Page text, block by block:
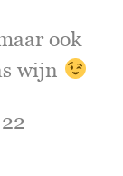
ook
wijn